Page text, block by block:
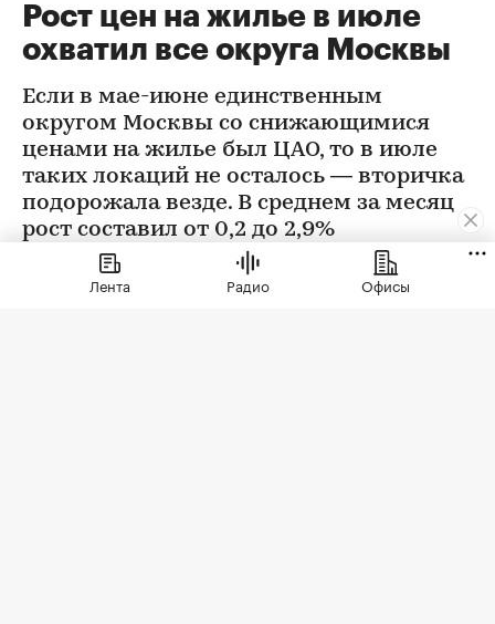
Рост цен на жилье в июле
охватил все округа Москвы
Если в мае-июне единственным
округом Москвы со снижающимися
ценами на жилье был ЦАО, то в июле
таких локаций не осталось — вторичка
подорожала везде. В среднем за месяц
рост составил от 0,2 до 2,9%
Лента Радио Офисы